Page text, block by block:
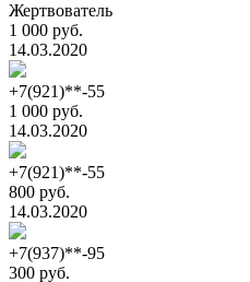
Жертвователь
1 000 руб.
14.03.2020
+7(921)**-55
1 000 руб.
14.03.2020
+7(921)**-55
800 руб.
14.03.2020
+7(937)**-95
300 руб.